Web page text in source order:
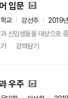
입문
교 강선주
2019
신입생들을 대상으로
강의담기
우주